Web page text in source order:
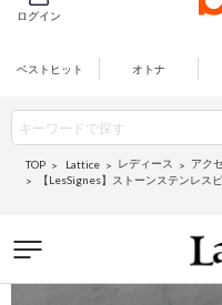
ログイン
ベストヒット オトナ
TOP Lattice レディース アク
【LesSignes】ストーンステンレス